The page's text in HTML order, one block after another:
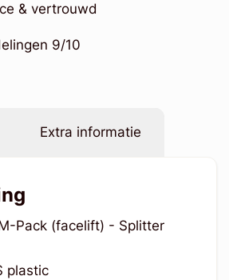
& vertrouwd
9/10
Extra informatie
Pack (facelift) - Splitter
plastic